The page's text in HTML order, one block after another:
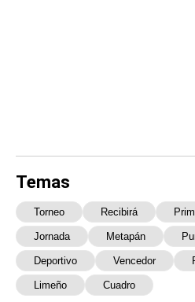
Temas
Torneo Recibirá
Jornada Metapán
Deportivo Vencedor
Limeño Cuadro